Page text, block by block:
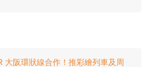
大阪環狀線合作！推彩繪列車及周